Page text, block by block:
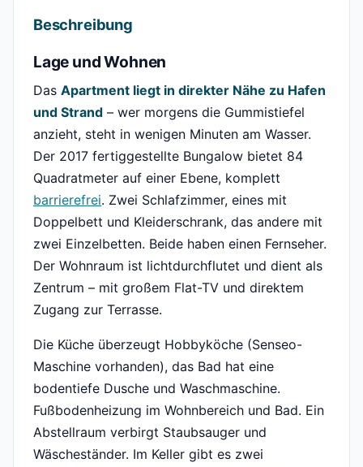
Beschreibung
Lage und Wohnen
Das Apartment liegt in direkter Nähe zu Hafen
und Strand – wer morgens die Gummistiefel
anzieht, steht in wenigen Minuten am Wasser.
Der 2017 fertiggestellte Bungalow bietet 84
Quadratmeter auf einer Ebene, komplett
barrierefrei. Zwei Schlafzimmer, eines mit
Doppelbett und Kleiderschrank, das andere mit
zwei Einzelbetten. Beide haben einen Fernseher.
Der Wohnraum ist lichtdurchflutet und dient als
Zentrum – mit großem Flat-TV und direktem
Zugang zur Terrasse.
Die Küche überzeugt Hobbyköche (Senseo-
Maschine vorhanden), das Bad hat eine
bodentiefe Dusche und Waschmaschine.
Fußbodenheizung im Wohnbereich und Bad. Ein
Abstellraum verbirgt Staubsauger und
Wäscheständer. Im Keller gibt es zwei